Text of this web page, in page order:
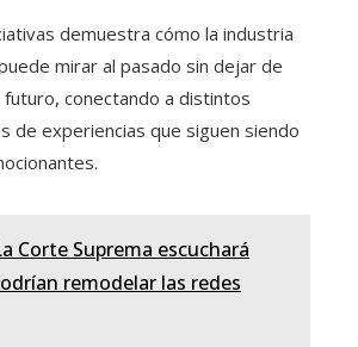
demuestra cómo la industria
mirar al pasado sin dejar de
futuro, conectando a distintos
de experiencias que siguen siendo
Corte Suprema escuchará
remodelar las redes